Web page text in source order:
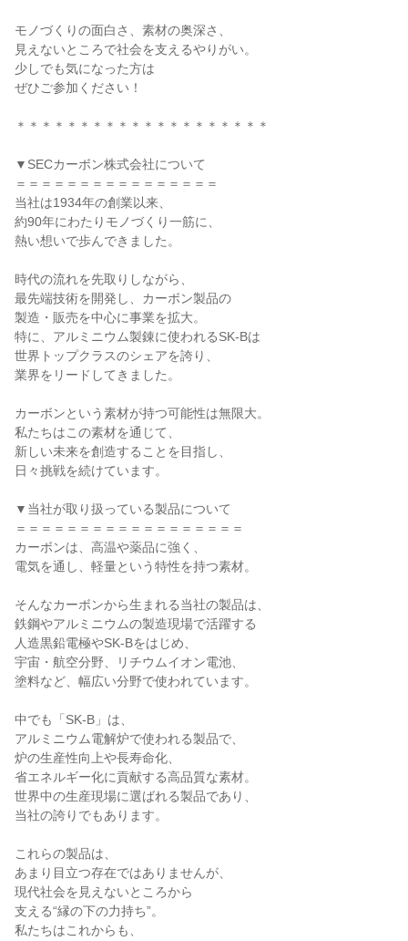
モノづくりの面白さ、素材の奥深さ、
見えないところで社会を支えるやりがい。
少しでも気になった方は
ぜひご参加ください！
＊＊＊＊＊＊＊＊＊＊＊＊＊＊＊＊＊＊＊＊
▼SECカーボン株式会社について
＝＝＝＝＝＝＝＝＝＝＝＝＝＝＝＝
当社は1934年の創業以来、
約90年にわたりモノづくり一筋に、
熱い想いで歩んできました。
時代の流れを先取りしながら、
最先端技術を開発し、カーボン製品の
製造・販売を中心に事業を拡大。
特に、アルミニウム製錬に使われるSK-Bは
世界トップクラスのシェアを誇り、
業界をリードしてきました。
カーボンという素材が持つ可能性は無限大。
私たちはこの素材を通じて、
新しい未来を創造することを目指し、
日々挑戦を続けています。
▼当社が取り扱っている製品について
＝＝＝＝＝＝＝＝＝＝＝＝＝＝＝＝＝＝
カーボンは、高温や薬品に強く、
電気を通し、軽量という特性を持つ素材。
そんなカーボンから生まれる当社の製品は、
鉄鋼やアルミニウムの製造現場で活躍する
人造黒鉛電極やSK-Bをはじめ、
宇宙・航空分野、リチウムイオン電池、
塗料など、幅広い分野で使われています。
中でも「SK-B」は、
アルミニウム電解炉で使われる製品で、
炉の生産性向上や長寿命化、
省エネルギー化に貢献する高品質な素材。
世界中の生産現場に選ばれる製品であり、
当社の誇りでもあります。
これらの製品は、
あまり目立つ存在ではありませんが、
現代社会を見えないところから
支える“縁の下の力持ち”。
私たちはこれからも、